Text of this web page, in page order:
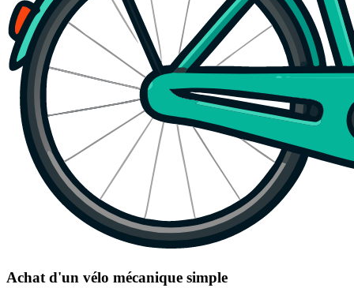
Achat d'un vélo mécanique simple